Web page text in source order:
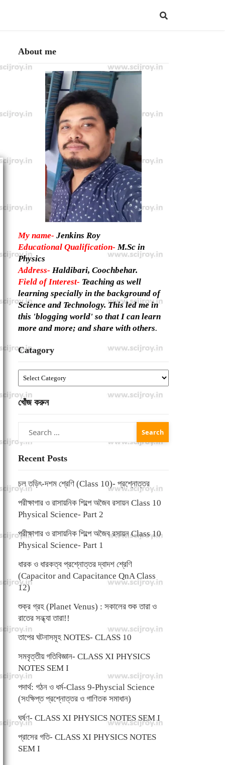
About me
My name- Jenkins Roy
Educational Qualification- M.Sc in
Physics
Address- Haldibari, Coochbehar.
Field of Interest- Teaching as well
learning specially in the background of
Science and Technology. This led me in
this 'blogging world' so that I can learn
more and more; and share with others.
Catagory
Catagory
খোঁজ করুন
Search
for:
Recent Posts
চল তড়িৎ-দশম শ্রেণি (Class 10)- প্রশ্নোত্তর
পরীক্ষাগার ও রাসায়নিক শিল্পে অজৈব রসায়ন Class 10
Physical Science- Part 2
পরীক্ষাগার ও রাসায়নিক শিল্পে অজৈব রসায়ন Class 10
Physical Science- Part 1
ধারক ও ধারকত্ব প্রশ্নোত্তর দ্বাদশ শ্রেণি
(Capacitor and Capacitance QnA Class
12)
শুক্র গ্রহ (Planet Venus) : সকালের শুক তারা ও
রাতের সন্ধ্যা তারা!!
তাপের ঘটনাসমূহ NOTES- CLASS 10
সমবৃত্তীয় গতিবিজ্ঞান- CLASS XI PHYSICS
NOTES SEM I
পদার্থ: গঠন ও ধর্ম-Class 9-Physcial Science
(সংক্ষিপ্ত প্রশ্নোত্তর ও গাণিতক সমাধান)
ঘর্ষণ- CLASS XI PHYSICS NOTES SEM I
প্রাসের গতি- CLASS XI PHYSICS NOTES
SEM I